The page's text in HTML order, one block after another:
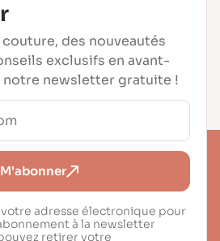
couture, des nouveautés
exclusifs en avant-
notre newsletter gratuite !
M'abonner
adresse électronique pour
à la newsletter
retirer votre